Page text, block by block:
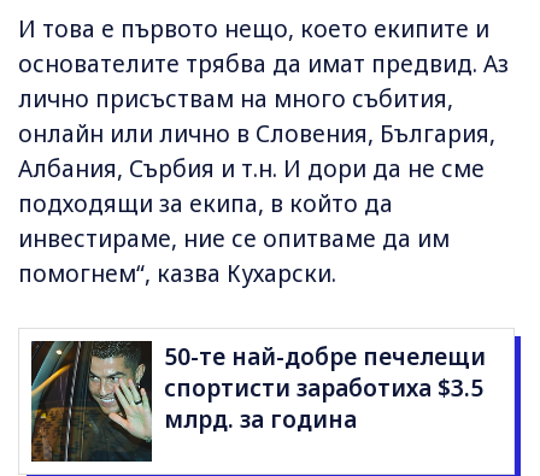
И това е първото нещо, което екипите и
основателите трябва да имат предвид. Аз
лично присъствам на много събития,
онлайн или лично в Словения, България,
Албания, Сърбия и т.н. И дори да не сме
подходящи за екипа, в който да
инвестираме, ние се опитваме да им
помогнем“, казва Кухарски.
50-те най-добре печелещи
спортисти заработиха $3.5
млрд. за година